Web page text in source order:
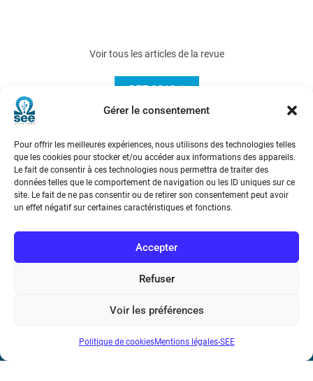
Gérer le consentement
Pour offrir les meilleures expériences, nous utilisons des technologies telles
que les cookies pour stocker et/ou accéder aux informations des appareils.
Le fait de consentir à ces technologies nous permettra de traiter des
données telles que le comportement de navigation ou les ID uniques sur ce
site. Le fait de ne pas consentir ou de retirer son consentement peut avoir
un effet négatif sur certaines caractéristiques et fonctions.
Accepter
Refuser
Voir les préférences
Politique de cookiesMentions légales-SEE
Voir tous les articles de la revue
REE 2019-1
Société de l’Electricité, de l’Electronique et des Technologies
de l’Information et de la Communication
17 rue de l’Amiral Hamelin75116 Paris